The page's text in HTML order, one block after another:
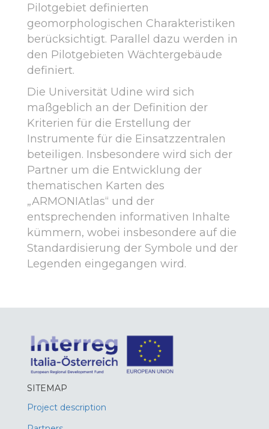
Pilotgebiet definierten
geomorphologischen Charakteristiken
berücksichtigt. Parallel dazu werden in
den Pilotgebieten Wächtergebäude
definiert.
Die Universität Udine wird sich
maßgeblich an der Definition der
Kriterien für die Erstellung der
Instrumente für die Einsatzzentralen
beteiligen. Insbesondere wird sich der
Partner um die Entwicklung der
thematischen Karten des
„ARMONIAtlas“ und der
entsprechenden informativen Inhalte
kümmern, wobei insbesondere auf die
Standardisierung der Symbole und der
Legenden eingegangen wird.
SITEMAP
Project description